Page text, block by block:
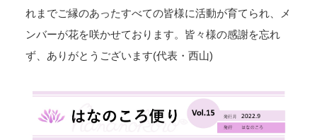
れまでご縁のあったすべての皆様に活動が育てられ、メ
ンバーが花を咲かせております。皆々様の感謝を忘れ
ず、ありがとうございます(代表・西山)